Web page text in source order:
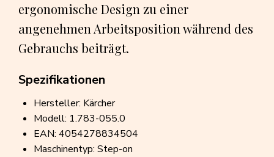
ergonomische Design zu einer
angenehmen Arbeitsposition während des
Gebrauchs beiträgt.
Spezifikationen
Hersteller: Kärcher
Modell: 1.783-055.0
EAN: 4054278834504
Maschinentyp: Step-on